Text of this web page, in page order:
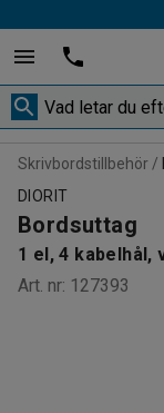
Skrivbordstillbehör
DIORIT
Bordsuttag
1 el, 4 kabelhål,
Art. nr: 127393